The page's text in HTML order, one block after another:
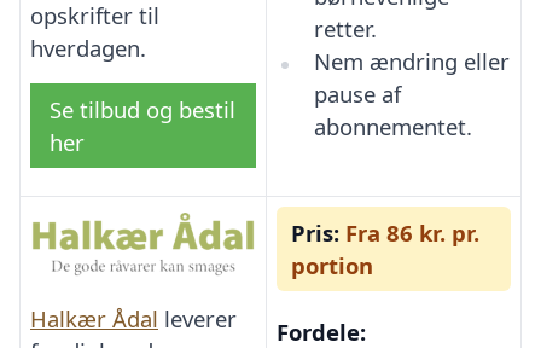
opskrifter til
hverdagen.
Se tilbud og bestil
her
retter.
Nem ændring eller
pause af
abonnementet.
Halkær Ådal leverer
Pris: Fra 86 kr. pr.
portion
Fordele: